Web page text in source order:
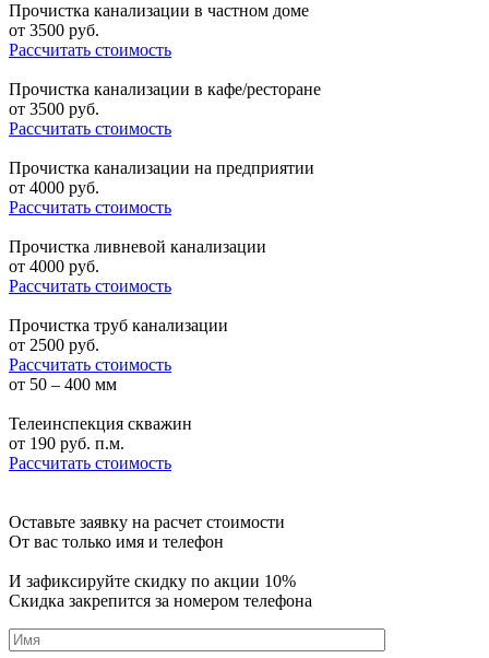
Прочистка канализации в частном доме
от 3500 руб.
Рассчитать стоимость
Прочистка канализации в кафе/ресторане
от 3500 руб.
Рассчитать стоимость
Прочистка канализации на предприятии
от 4000 руб.
Рассчитать стоимость
Прочистка ливневой канализации
от 4000 руб.
Рассчитать стоимость
Прочистка труб канализации
от 2500 руб.
Рассчитать стоимость
от 50 – 400 мм
Телеинспекция скважин
от 190 руб. п.м.
Рассчитать стоимость
Оставьте заявку на расчет стоимости
От вас только имя и телефон
И зафиксируйте скидку по акции 10%
Скидка закрепится за номером телефона